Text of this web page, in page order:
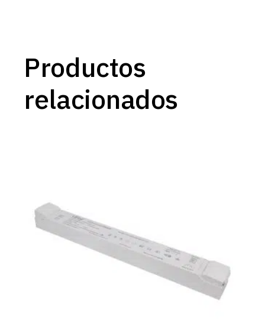
Productos
relacionados